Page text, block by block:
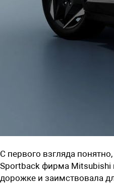
С первого взгляда
Sportback фирма
дорожке и заимствовала